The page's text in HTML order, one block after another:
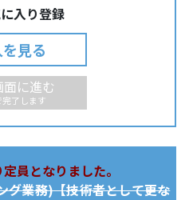
入り登録
見る
に進む
了します
員となりました。
グ業務)【技術者として更な